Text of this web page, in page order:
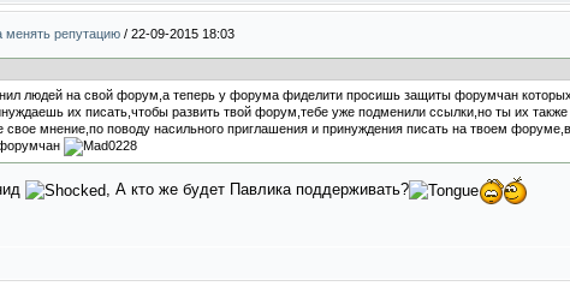
менять репутацию / 22-09-2015 18:03
людей на свой форум,а теперь у форума фиделити просишь защиты форумчан
их писать,чтобы развить твой форум,тебе уже подменили ссылки,но ты их
мнение,по поводу насильного приглашения и принуждения писать на твоем
, А кто же будет Павлика поддерживать?